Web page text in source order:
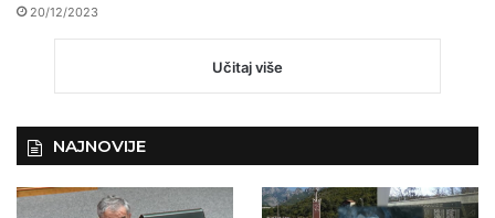
20/12/2023
Učitaj više
NAJNOVIJE